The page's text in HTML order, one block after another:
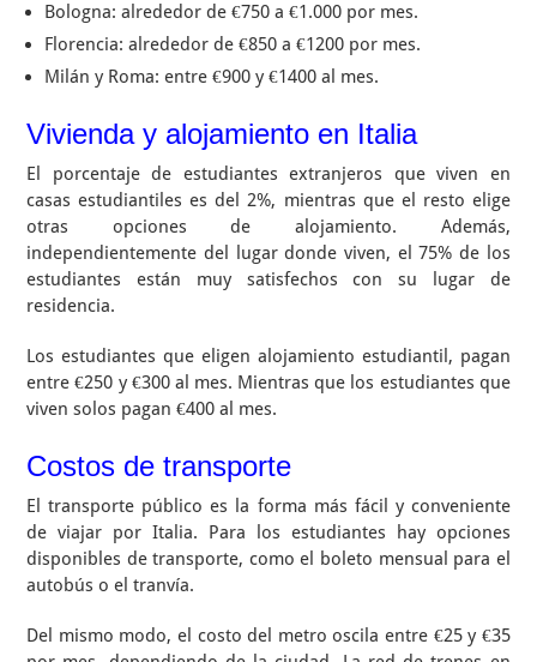
Bologna: alrededor de €750 a €1.000 por mes.
Florencia: alrededor de €850 a €1200 por mes.
Milán y Roma: entre €900 y €1400 al mes.
Vivienda y alojamiento en Italia
El porcentaje de estudiantes extranjeros que viven en
casas estudiantiles es del 2%, mientras que el resto elige
otras opciones de alojamiento. Además,
independientemente del lugar donde viven, el 75% de los
estudiantes están muy satisfechos con su lugar de
residencia.
Los estudiantes que eligen alojamiento estudiantil, pagan
entre €250 y €300 al mes. Mientras que los estudiantes que
viven solos pagan €400 al mes.
Costos de transporte
El transporte público es la forma más fácil y conveniente
de viajar por Italia. Para los estudiantes hay opciones
disponibles de transporte, como el boleto mensual para el
autobús o el tranvía.
Del mismo modo, el costo del metro oscila entre €25 y €35